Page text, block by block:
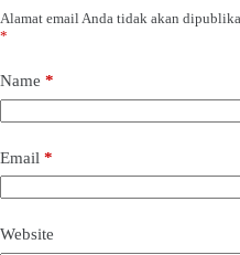
Alamat email Anda tidak akan
*
Name *
Email *
Website